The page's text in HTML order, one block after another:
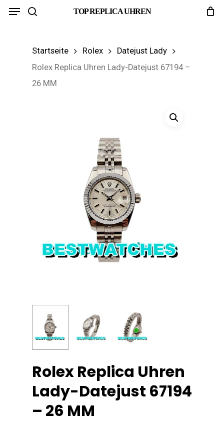
Skip
TOP REPLICA UHREN
Menu
Startseite Rolex
Datejust Lady
Rolex Replica Uhren Lady-Datejust 67194 –
26 MM
Rolex Replica Uhren
Lady-Datejust 67194
– 26 MM